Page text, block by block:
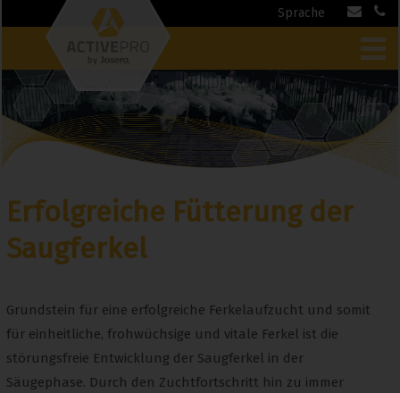
Sprache
Erfolgreiche Fütterung der
Saugferkel
Grundstein für eine erfolgreiche Ferkelaufzucht und somit
für einheitliche, frohwüchsige und vitale Ferkel ist die
störungsfreie Entwicklung der Saugferkel in der
Säugephase. Durch den Zuchtfortschritt hin zu immer